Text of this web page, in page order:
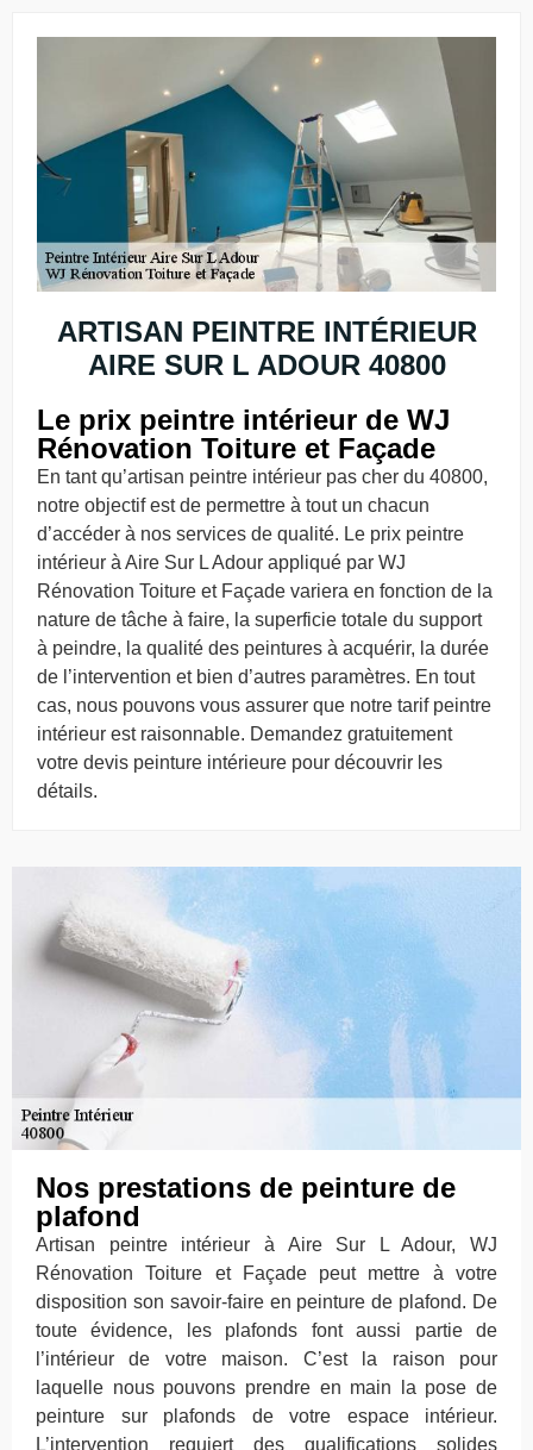
ARTISAN PEINTRE INTÉRIEUR
AIRE SUR L ADOUR 40800
Le prix peintre intérieur de WJ
Rénovation Toiture et Façade
En tant qu’artisan peintre intérieur pas cher du 40800,
notre objectif est de permettre à tout un chacun
d’accéder à nos services de qualité. Le prix peintre
intérieur à Aire Sur L Adour appliqué par WJ
Rénovation Toiture et Façade variera en fonction de la
nature de tâche à faire, la superficie totale du support
à peindre, la qualité des peintures à acquérir, la durée
de l’intervention et bien d’autres paramètres. En tout
cas, nous pouvons vous assurer que notre tarif peintre
intérieur est raisonnable. Demandez gratuitement
votre devis peinture intérieure pour découvrir les
détails.
Nos prestations de peinture de
plafond
Artisan peintre intérieur à Aire Sur L Adour, WJ
Rénovation Toiture et Façade peut mettre à votre
disposition son savoir-faire en peinture de plafond. De
toute évidence, les plafonds font aussi partie de
l’intérieur de votre maison. C’est la raison pour
laquelle nous pouvons prendre en main la pose de
peinture sur plafonds de votre espace intérieur.
L’intervention requiert des qualifications solides